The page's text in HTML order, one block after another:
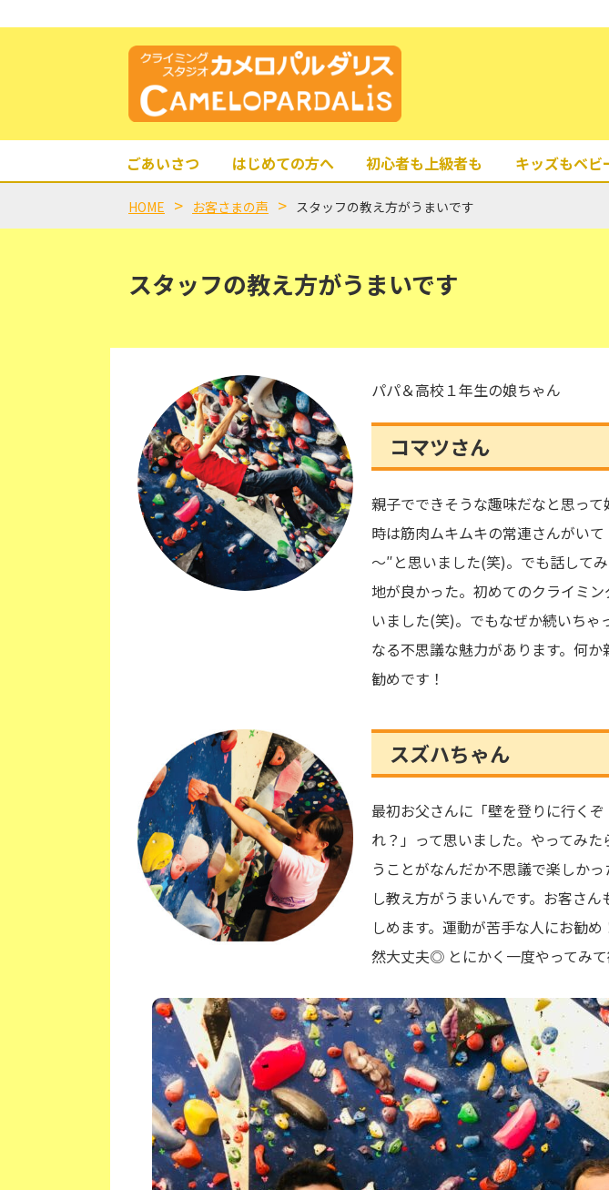
ごあいさつ はじめての方へ 初心者も上級者も キッズもベビ
スタッフの教え方がうまいです
HOME お客さまの声 スタッフの教え方がうまいです
パパ＆高校１年生の娘ちゃん
コマツさん
親子でできそうな趣味だなと思っ
時は筋肉ムキムキの常連さんがい
～″と思いました(笑)。でも話して
地が良かった。初めてのクライミ
いました(笑)。でもなぜか続いちゃ
なる不思議な魅力があります。何
勧めです！
スズハちゃん
最初お父さんに「壁を登りに行く
れ？」って思いました。やってみ
うことがなんだか不思議で楽しか
し教え方がうまいんです。お客さ
しめます。運動が苦手な人にお勧
然大丈夫◎ とにかく一度やってみて